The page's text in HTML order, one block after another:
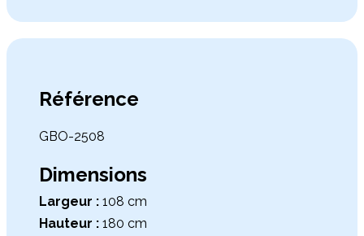
Référence
GBO-2508
Dimensions
Largeur : 108 cm
Hauteur : 180 cm